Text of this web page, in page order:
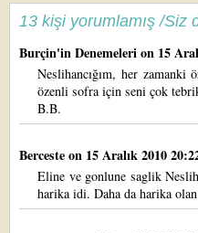
13 kişi yorumlamış /Siz
Burçin'in Denemelerion 15
Neslihancığım, her zamanki
özenli sofra için seni çok
B.B.
Bercesteon 15 Aralık 2010
Eline ve gonlune saglik
harika idi. Daha da harika